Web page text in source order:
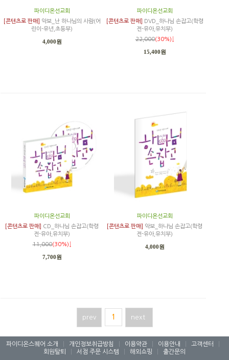
파이디온선교회
[콘텐츠로 판매]
악보_난 하나님의 사람(어
린이-유년,초등부)
4,000원
파이디온선교회
[콘텐츠로 판매]
DVD_하나님 손잡고(학령
전-유아,유치부)
22,000(30%)↓
15,400원
파이디온선교회
[콘텐츠로 판매]
CD_하나님 손잡고(학령
전-유아,유치부)
11,000(30%)↓
7,700원
파이디온선교회
[콘텐츠로 판매]
악보_하나님 손잡고(학령
전-유아,유치부)
4,000원
prev 1 next
파이디온스퀘어 소개 개인정보취급방침 이용약관 이용안내 고객센터
회원탈퇴
서점 주문 시스템 해외쇼핑 출간문의